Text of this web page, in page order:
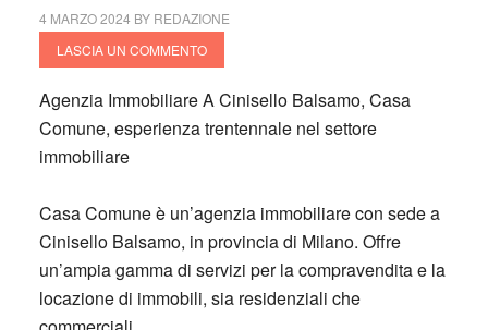
4 MARZO 2024 BY REDAZIONE
LASCIA UN COMMENTO
Agenzia Immobiliare A Cinisello Balsamo, Casa
Comune, esperienza trentennale nel settore
immobiliare
Casa Comune è un’agenzia immobiliare con sede a
Cinisello Balsamo, in provincia di Milano. Offre
un’ampia gamma di servizi per la compravendita e la
locazione di immobili, sia residenziali che